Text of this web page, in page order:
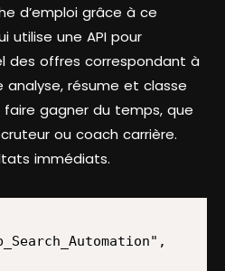
d’emploi grâce à ce
utilise une API pour
des offres correspondant à
résume et classe
gagner du temps, que
ou coach carrière.
immédiats.